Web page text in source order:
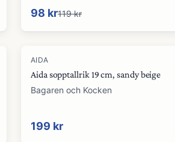
98 kr119 kr
AIDA
Aida sopptallrik 19 cm, sandy beige
Bagaren och Kocken
199 kr